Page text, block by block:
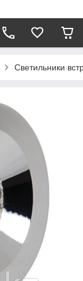
Светильники